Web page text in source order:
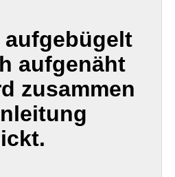
aufgebügelt
aufgenäht
zusammen